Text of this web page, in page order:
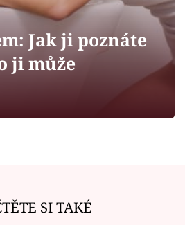
Vary
Jak ji poznáte
ji může
SI TAKÉ